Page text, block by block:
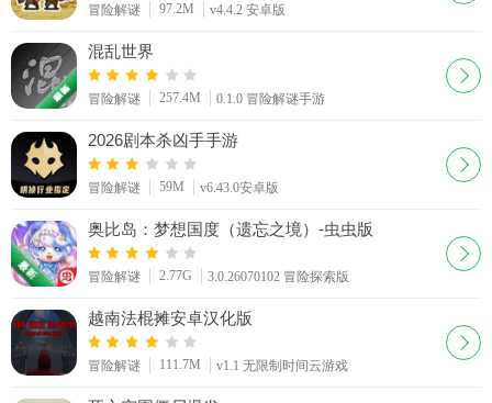
冒险解谜 97.2M v4.4.2 安卓版
混乱世界
冒险解谜 257.4M 0.1.0 冒险解谜手游
2026剧本杀凶手手游
冒险解谜 59M v6.43.0安卓版
奥比岛：梦想国度（遗忘之境）-虫虫版
冒险解谜 2.77G 3.0.26070102 冒险探索版
越南法棍摊安卓汉化版
冒险解谜 111.7M v1.1 无限制时间云游戏